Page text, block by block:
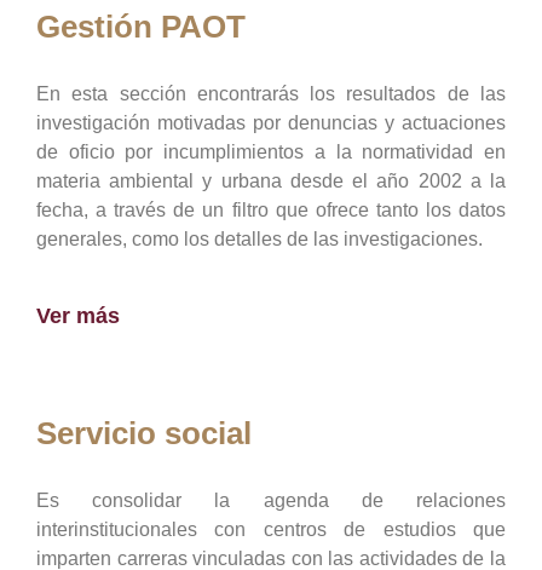
Gestión PAOT
En esta sección encontrarás los resultados de las
investigación motivadas por denuncias y actuaciones
de oficio por incumplimientos a la normatividad en
materia ambiental y urbana desde el año 2002 a la
fecha, a través de un filtro que ofrece tanto los datos
generales, como los detalles de las investigaciones.
Ver más
Servicio social
Es consolidar la agenda de relaciones
interinstitucionales con centros de estudios que
imparten carreras vinculadas con las actividades de la